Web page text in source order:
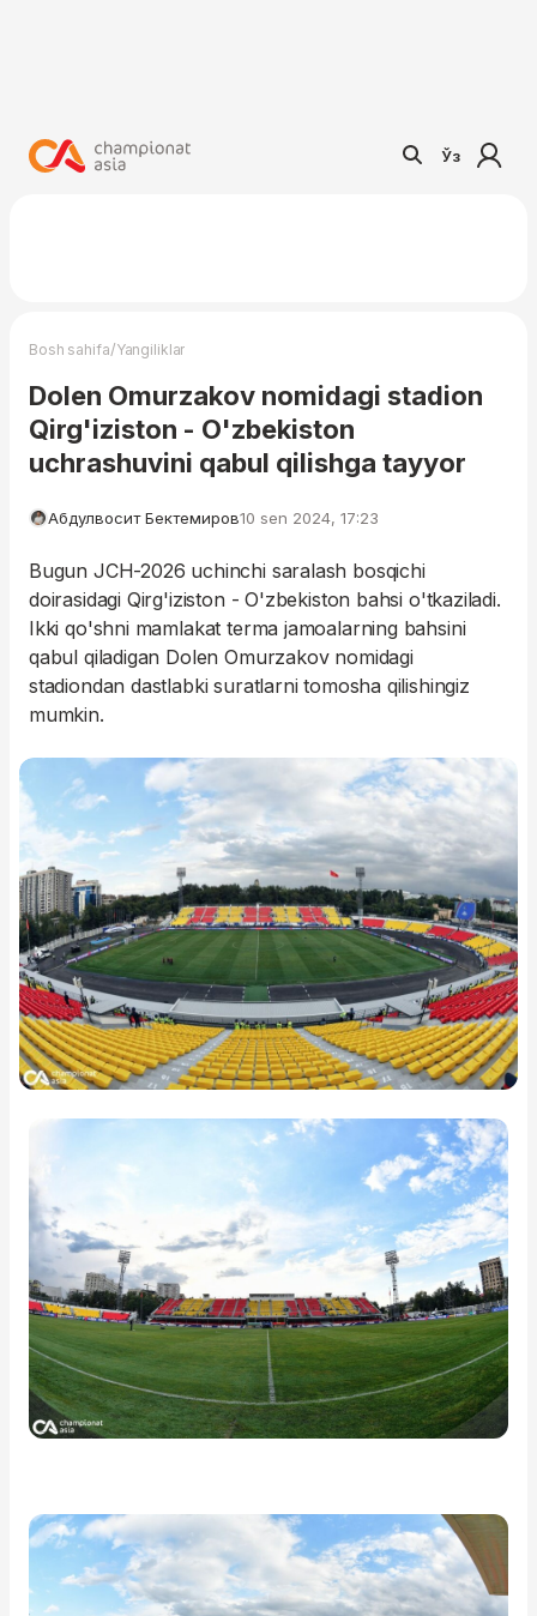
Ўз
Bosh sahifa/Yangiliklar
Dolen Omurzakov nomidagi stadion
Qirg'iziston - O'zbekiston
uchrashuvini qabul qilishga tayyor
Абдулвосит Бектемиров10 sen 2024, 17:23
Bugun JCH-2026 uchinchi saralash bosqichi
doirasidagi Qirg'iziston - O'zbekiston bahsi o'tkaziladi.
Ikki qo'shni mamlakat terma jamoalarning bahsini
qabul qiladigan Dolen Omurzakov nomidagi
stadiondan dastlabki suratlarni tomosha qilishingiz
mumkin.